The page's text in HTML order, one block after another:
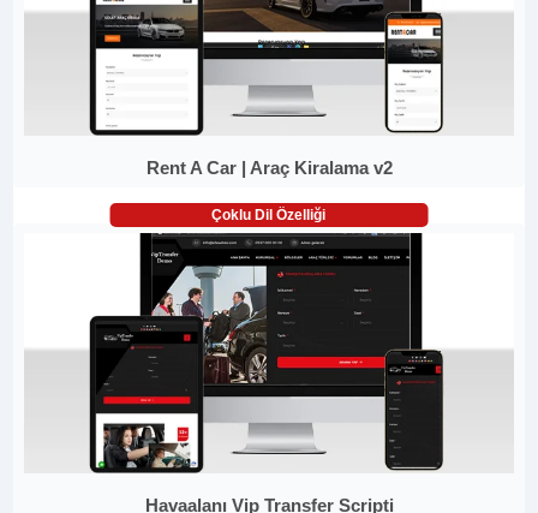
Rent A Car | Araç Kiralama v2
Çoklu Dil Özelliği
Havaalanı Vip Transfer Scripti